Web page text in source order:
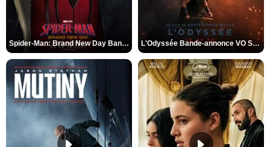
Spider-Man: Brand New Day Bande-annonce VO STFR L'Odyssée Bande-annonce VO STFR